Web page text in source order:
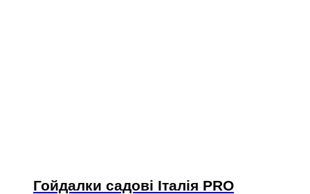
Гойдалки садові Італія PRO